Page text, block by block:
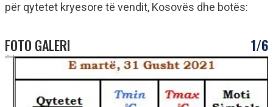
për qytetet kryesore të vendit, Kosovës dhe botës:
FOTO GALERI 1/6